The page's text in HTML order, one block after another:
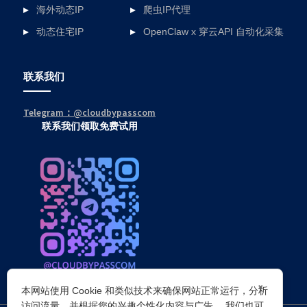
海外动态IP
动态住宅IP
爬虫IP代理
OpenClaw x 穿云API 自动化采集
联系我们
Telegram：@cloudbypasscom
联系我们领取免费试用
×
本网站使用 Cookie 和类似技术来确保网站正常运行，分析